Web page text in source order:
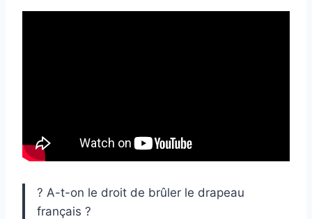
? A-t-on le droit de brûler le drapeau
français ?